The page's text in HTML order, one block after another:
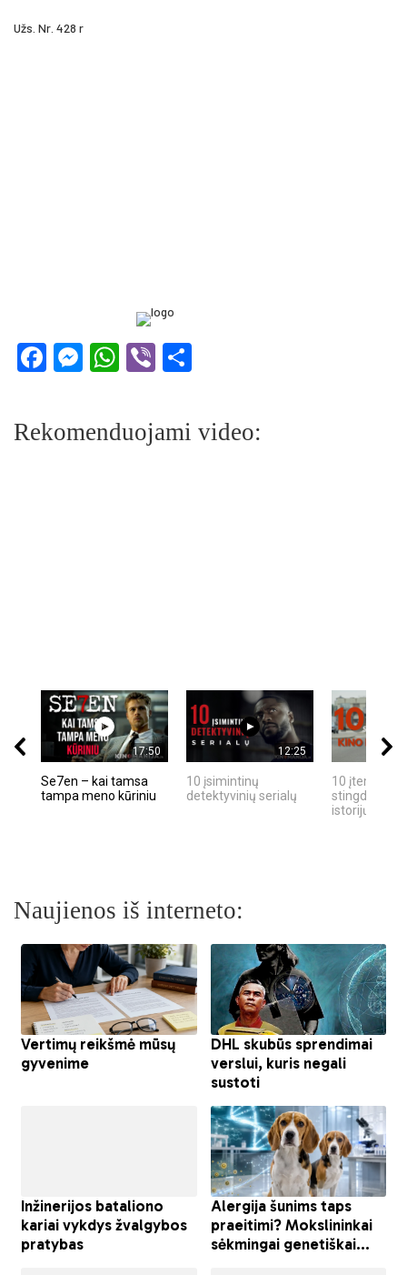
Užs. Nr. 428 r
Facebook
Messenger
WhatsApp
Viber
Rekomenduojami video:
17:50
Se7en – kai tamsa
tampa meno kūriniu
12:25
10 įsimintinų
detektyvinių serialų
10 įtemptų,
stingdančių
istorijų
Naujienos iš interneto: